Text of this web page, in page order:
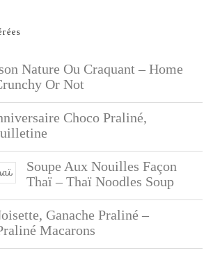
Nature Ou Craquant – Home
Or Not
Choco Praliné,
Soupe Aux Nouilles Façon
Thaï – Thaï Noodles Soup
Ganache Praliné –
Macarons